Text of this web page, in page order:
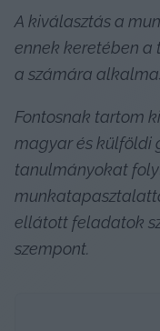
A kiválasztás a
ennek keretében
a számára
Fontosnak tartom
magyar és külföldi
tanulmányokat
ellátott feladatok
szempont.